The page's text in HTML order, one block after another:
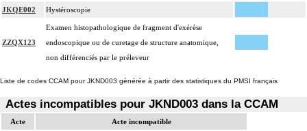
JKQE002 Hystéroscopie
ZZQX123
Examen histopathologique de fragment d'exérèse
endoscopique ou de curetage de structure anatomique,
non différenciés par le préleveur
Liste de codes CCAM pour JKND003 générée à partir des statistiques du PMSI français
Actes incompatibles pour JKND003 dans la CCAM
Acte Acte incompatible